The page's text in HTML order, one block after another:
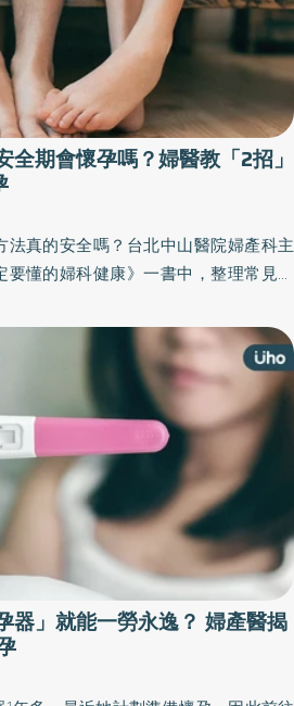
期會懷孕嗎？婦醫教「2招」
真的安全嗎？台北中山醫院婦產科主
懂的婦科健康》一書中，整理常見的
訊，保護自己免受不必要的醫療程序
」就能一勞永逸？ 婦產醫揭